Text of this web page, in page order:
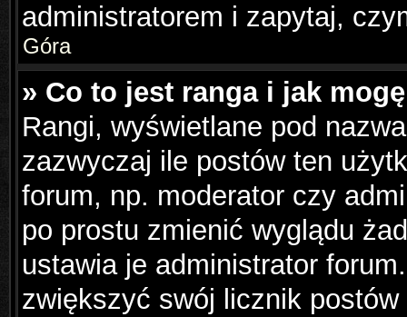
administratorem i zapytaj,
Góra
» Co to jest ranga i jak
Rangi, wyświetlane pod
zazwyczaj ile postów ten
forum, np. moderator czy
po prostu zmienić wyglądu
ustawia je administrator
zwiększyć swój licznik